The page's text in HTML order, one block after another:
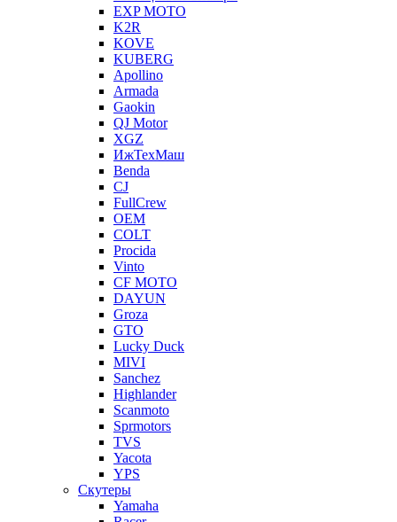
EXP MOTO
K2R
KOVE
KUBERG
Apollino
Armada
Gaokin
QJ Motor
XGZ
ИжТехМаш
Benda
CJ
FullCrew
OEM
COLT
Procida
Vinto
CF MOTO
DAYUN
Groza
GTO
Lucky Duck
MIVI
Sanchez
Highlander
Scanmoto
Sprmotors
TVS
Yacota
YPS
Скутеры
Yamaha